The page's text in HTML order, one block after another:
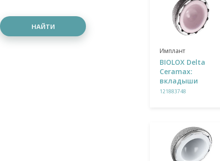
НАЙТИ
Имплант
BIOLOX Delta
Ceramax:
вкладыши
121883748